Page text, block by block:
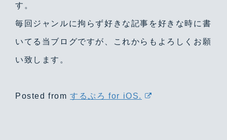
す。
毎回ジャンルに拘らず好きな記事を好きな時に書
いてる当ブログですが、これからもよろしくお願
い致します。
Posted fromするぷろ for iOS.